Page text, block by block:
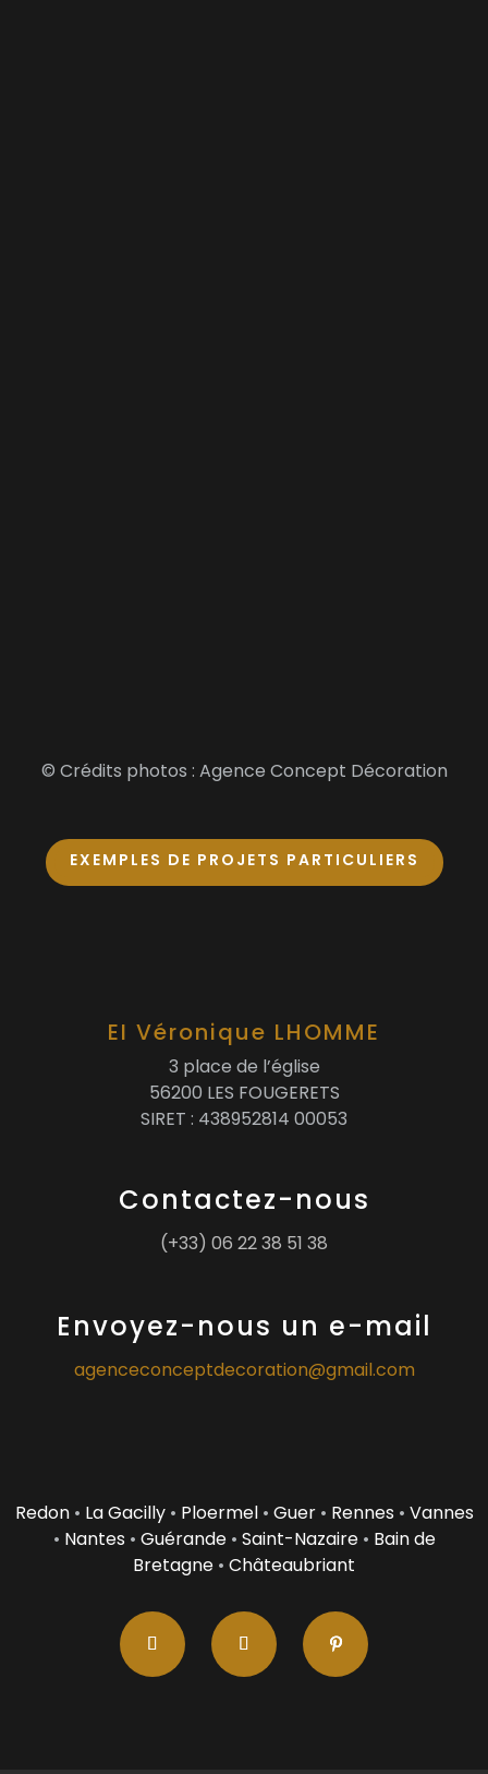
© Crédits photos : Agence Concept Décoration
EXEMPLES DE PROJETS PARTICULIERS
EI Véronique LHOMME
3 place de l’église
56200 LES FOUGERETS
SIRET : 438952814 00053
Contactez-nous
(+33) 06 22 38 51 38
Envoyez-nous un e-mail
agenceconceptdecoration@gmail.com
Redon• La Gacilly• Ploermel• Guer• Rennes • Vannes
• Nantes • Guérande• Saint-Nazaire• Bain de
Bretagne • Châteaubriant